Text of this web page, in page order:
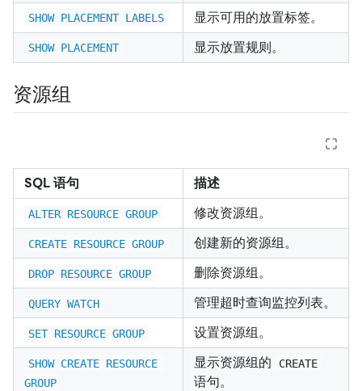
SHOW PLACEMENT LABELS 显示可用的放置标签。
SHOW PLACEMENT 显示放置规则。
资源组
SQL 语句 描述
ALTER RESOURCE GROUP 修改资源组。
CREATE RESOURCE GROUP 创建新的资源组。
DROP RESOURCE GROUP 删除资源组。
QUERY WATCH 管理超时查询监控列表。
SET RESOURCE GROUP 设置资源组。
SHOW CREATE RESOURCE
GROUP
显示资源组的 CREATE
语句。